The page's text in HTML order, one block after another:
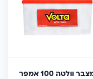
וולטה 100 אמפר